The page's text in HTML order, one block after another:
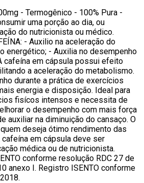
- Termogênico - 100% Pura -
uma porção ao dia, ou
do nutricionista ou médico.
- Auxilio na aceleração do
energético; - Auxilia no desempenho
cafeína em cápsula possui efeito
a aceleração do metabolismo.
durante a prática de exercícios
energia e disposição. Ideal para
fisícos intensos e necessita de
o desempenho com mais força
auxiliar na diminuição do cansaço. O
deseja ótimo rendimento das
em cápsula deve ser
médica ou de nutricionista.
conforme resolução RDC 27 de
anexo I. Registro ISENTO conforme